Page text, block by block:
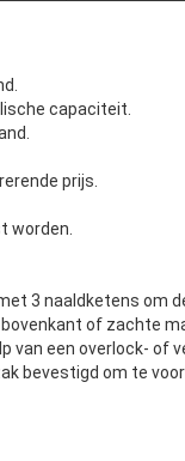
capaciteit.
prijs.
worden.
3 naaldketens om
of zachte
van een overlock- of
bevestigd om te